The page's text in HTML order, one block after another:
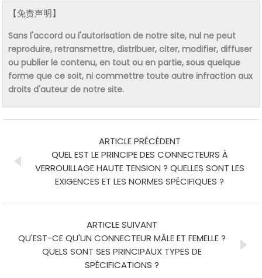
【免责声明】
Sans l'accord ou l'autorisation de notre site, nul ne peut
reproduire, retransmettre, distribuer, citer, modifier, diffuser
ou publier le contenu, en tout ou en partie, sous quelque
forme que ce soit, ni commettre toute autre infraction aux
droits d'auteur de notre site.
ARTICLE PRÉCÉDENT
QUEL EST LE PRINCIPE DES CONNECTEURS À
VERROUILLAGE HAUTE TENSION ? QUELLES SONT LES
EXIGENCES ET LES NORMES SPÉCIFIQUES ?
ARTICLE SUIVANT
QU'EST-CE QU'UN CONNECTEUR MÂLE ET FEMELLE ?
QUELS SONT SES PRINCIPAUX TYPES DE
SPÉCIFICATIONS ?